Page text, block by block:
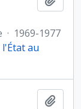
· 1969-1977
l'État au